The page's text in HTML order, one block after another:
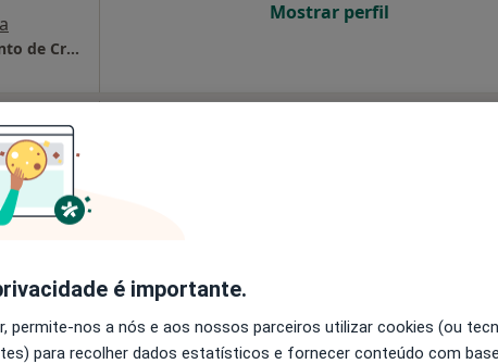
O Principezinho - Centro de Desenvolvimento de Crianças e Jovens
Mostrar perfil
Avenida Pedro Guedes nº629, R/C, Loja C, Penafiel •Mapa é importante.
permite-nos a nós e aos nossos parceiros utilizar cookies (ou
para recolher dados estatísticos e fornecer conteúdo com